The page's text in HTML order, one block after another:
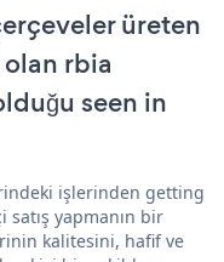
üreten
rbia
seen in
işlerinden getting
yapmanın bir
kalitesini, hafif ve